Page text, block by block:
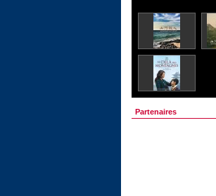
Partenaires